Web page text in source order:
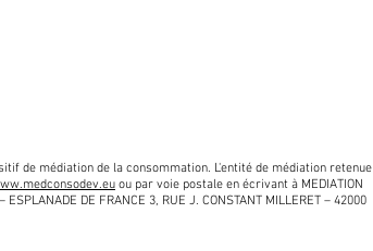
de médiation de la consommation. L'entité de médiation retenue
ou par voie postale en écrivant à MEDIATION
DE FRANCE 3, RUE J. CONSTANT MILLERET – 42000